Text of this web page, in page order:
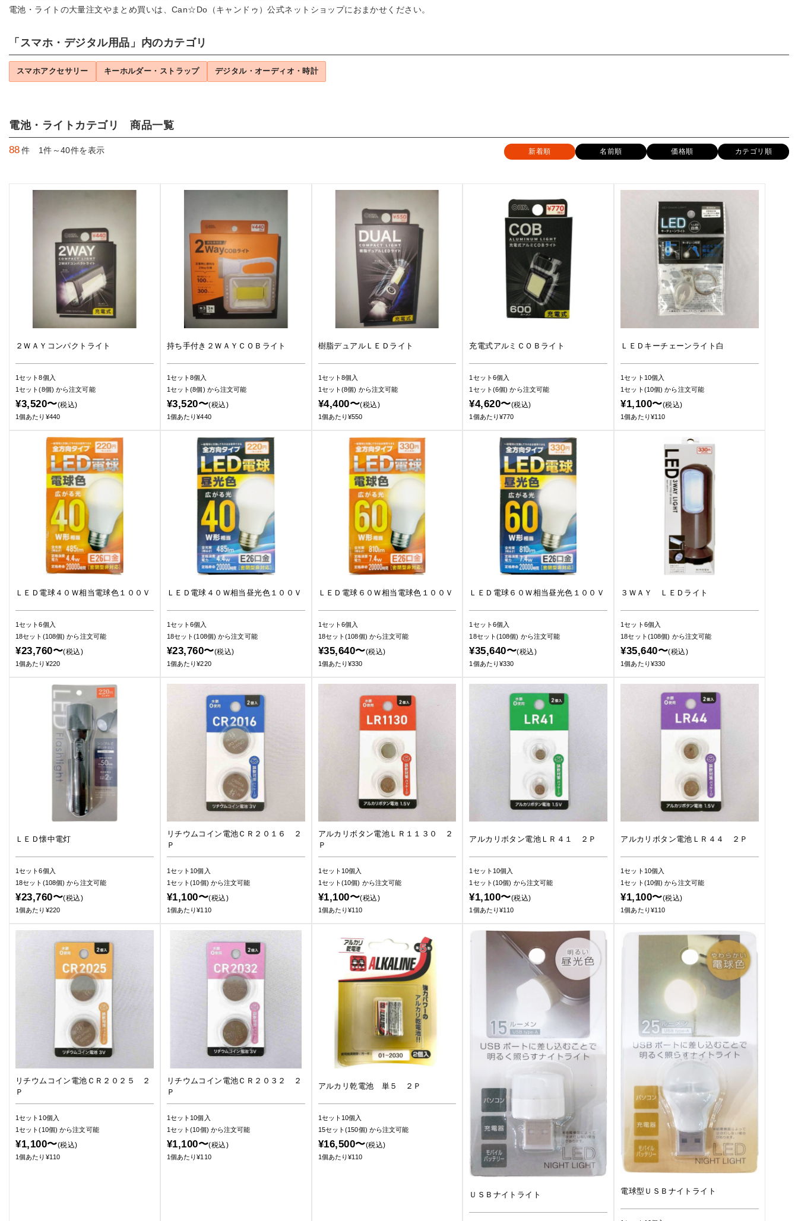
電池・ライトの大量注文やまとめ買いは、Can☆Do（キャンドゥ）公式ネットショップにおまかせください。
「スマホ・デジタル用品」内のカテゴリ
スマホアクセサリー キーホルダー・ストラップ デジタル・オーディオ・時計
電池・ライトカテゴリ 商品一覧
88件 1件～40件を表示 新着順 名前順 価格順 カテゴリ順
２ＷＡＹコンパクトライト
1セット8個入
1セット(8個) から注文可能
¥3,520〜(税込)
1個あたり¥440
持ち手付き２ＷＡＹＣＯＢライト
1セット8個入
1セット(8個) から注文可能
¥3,520〜(税込)
1個あたり¥440
樹脂デュアルＬＥＤライト
1セット8個入
1セット(8個) から注文可能
¥4,400〜(税込)
1個あたり¥550
充電式アルミＣＯＢライト
1セット6個入
1セット(6個)から注文可能
¥4,620〜(税込)
1個あたり¥770
ＬＥＤキーチェーンライト白
1セット10個入
1セット(10個)から注文可能
¥1,100〜(税込)
1個あたり¥110
ＬＥＤ電球４０Ｗ相当電球色１００Ｖ
1セット6個入
18セット(108個)から注文可能
¥23,760〜(税込)
1個あたり¥220
ＬＥＤ電球４０Ｗ相当昼光色１００Ｖ
1セット6個入
18セット(108個)から注文可能
¥23,760〜(税込)
1個あたり¥220
ＬＥＤ電球６０Ｗ相当電球色１００Ｖ
1セット6個入
18セット(108個) から注文可能
¥35,640〜(税込)
1個あたり¥330
ＬＥＤ電球６０Ｗ相当昼光色１００Ｖ
1セット6個入
18セット(108個) から注文可能
¥35,640〜(税込)
1個あたり¥330
３ＷＡＹ ＬＥＤライト
1セット6個入
18セット(108個) から注文可能
¥35,640〜(税込)
1個あたり¥330
ＬＥＤ懐中電灯
1セット6個入
18セット(108個)から注文可能
¥23,760〜(税込)
1個あたり¥220
リチウムコイン電池ＣＲ２０１６ ２
Ｐ
1セット10個入
1セット(10個) から注文可能
¥1,100〜(税込)
1個あたり¥110
アルカリボタン電池ＬＲ１１３０ ２
Ｐ
1セット10個入
1セット(10個) から注文可能
¥1,100〜(税込)
1個あたり¥110
アルカリボタン電池ＬＲ４１ ２Ｐ
1セット10個入
1セット(10個) から注文可能
¥1,100〜(税込)
1個あたり¥110
アルカリボタン電池ＬＲ４４ ２Ｐ
1セット10個入
1セット(10個)から注文可能
¥1,100〜(税込)
1個あたり¥110
リチウムコイン電池ＣＲ２０２５ ２
Ｐ
1セット10個入
1セット(10個)から注文可能
¥1,100〜(税込)
1個あたり¥110
リチウムコイン電池ＣＲ２０３２ ２
Ｐ
1セット10個入
1セット(10個) から注文可能
¥1,100〜(税込)
1個あたり¥110
アルカリ乾電池 単５ ２Ｐ
1セット10個入
15セット(150個) から注文可能
¥16,500〜(税込)
1個あたり¥110
ＵＳＢナイトライト 電球型ＵＳＢナイトライト